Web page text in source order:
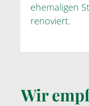
ehemaligen
renoviert.
Wir